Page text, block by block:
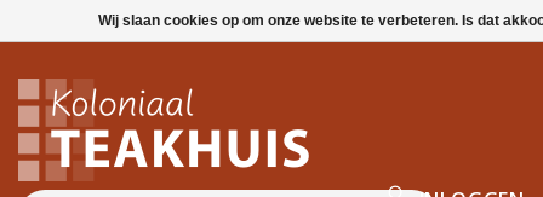
Wij slaan cookies op om onze website te verbeteren. Is dat